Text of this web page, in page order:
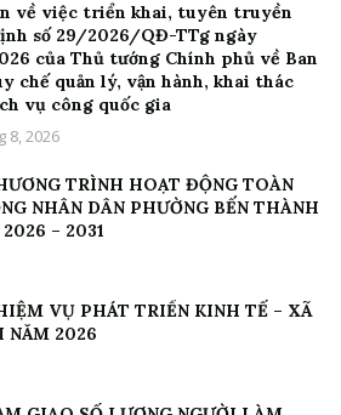
về việc triển khai, tuyên truyền
số 29/2026/QĐ-TTg ngày
của Thủ tướng Chính phủ về Ban
chế quản lý, vận hành, khai thác
vụ công quốc gia
8, 2026
TRÌNH HOẠT ĐỘNG TOÀN
NHÂN DÂN PHƯỜNG BẾN THÀNH
– 2031
VỤ PHÁT TRIỂN KINH TẾ – XÃ
NĂM 2026